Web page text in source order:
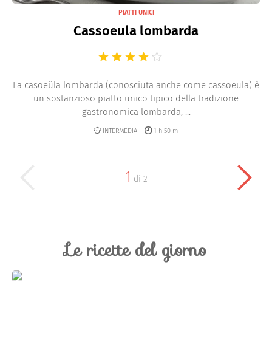
PIATTI UNICI
Cassoeula lombarda
La casoeûla lombarda (conosciuta anche come cassoeula) è
un sostanzioso piatto unico tipico della tradizione
gastronomica lombarda, ...
INTERMEDIA 1 h 50 m
1 di 2
Le ricette del giorno